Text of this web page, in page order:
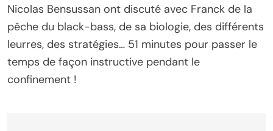
Nicolas Bensussan ont discuté avec Franck de la
pêche du black-bass, de sa biologie, des différents
leurres, des stratégies… 51 minutes pour passer le
temps de façon instructive pendant le
confinement !